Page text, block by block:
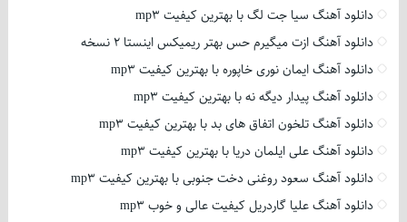
دانلود آهنگ سیا جت لگ با بهترین کیفیت mp3
دانلود آهنگ ازت میگیرم حس بهتر ریمیکس اینستا 2 نسخه
دانلود آهنگ ایمان نوری خاپوره با بهترین کیفیت mp3
دانلود آهنگ پیدار دیگه نه با بهترین کیفیت mp3
دانلود آهنگ تلخون اتفاق های بد با بهترین کیفیت mp3
دانلود آهنگ علی ایلمان دریا با بهترین کیفیت mp3
دانلود آهنگ سعود روغنی دخت جنوبی با بهترین کیفیت mp3
دانلود آهنگ علیا گاردریل کیفیت عالی و خوب mp3